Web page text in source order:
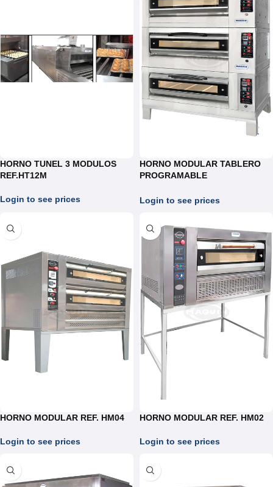
HORNO TUNEL 3 MODULOS
REF.HT12M
Login to see prices
HORNO MODULAR TABLERO
PROGRAMABLE
Login to see prices
HORNO MODULAR REF. HM04
Login to see prices
HORNO MODULAR REF. HM02
Login to see prices